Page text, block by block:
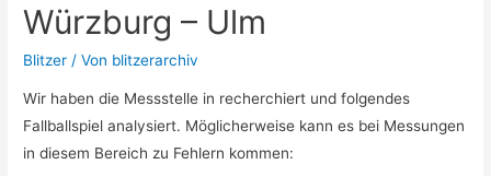
Würzburg – Ulm
Blitzer / Von blitzerarchiv
Wir haben die Messstelle in recherchiert und folgendes
Fallballspiel analysiert. Möglicherweise kann es bei Messungen
in diesem Bereich zu Fehlern kommen: